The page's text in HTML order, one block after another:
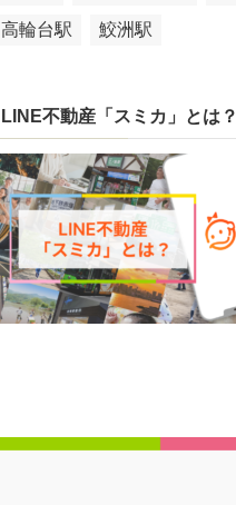
高輪台駅 鮫洲駅
LINE不動産「スミカ」とは？